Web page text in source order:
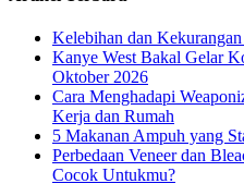
Kelebihan dan
Kanye West Bakal Gelar
Oktober 2026
Cara Menghadapi
Kerja dan Rumah
5 Makanan Ampuh yang
Perbedaan Veneer dan
Cocok Untukmu?